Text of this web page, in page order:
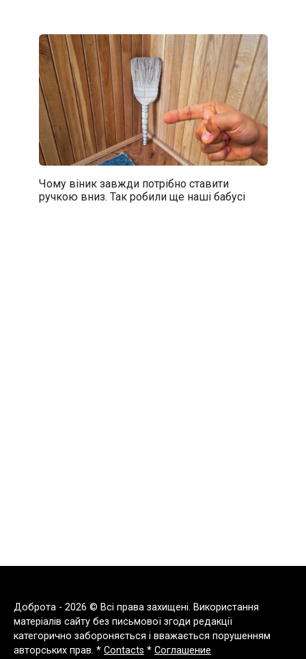
Чому віник завжди потрібно ставити
ручкою вниз. Так робили ще наші бабусі
Доброта - 2026 © Всі права захищені. Використання
матеріалів сайту без письмової згоди редакції
категорично забороняється і вважається порушенням
авторських прав. * Contacts * Соглашение